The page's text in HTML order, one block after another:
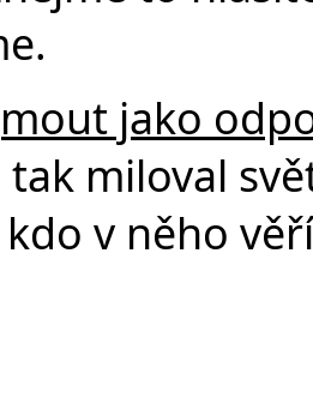
jako
miloval
v něho